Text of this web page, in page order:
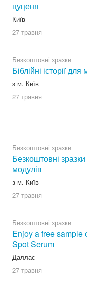
цуценя
Київ
27 травня
Безкоштовні зразки
Біблійні історії для
з м. Київ
27 травня
Безкоштовні зразки
Безкоштовні
модулів
з м. Київ
27 травня
Безкоштовні зразки
Enjoy a free sample
Spot Serum
Даллас
27 травня